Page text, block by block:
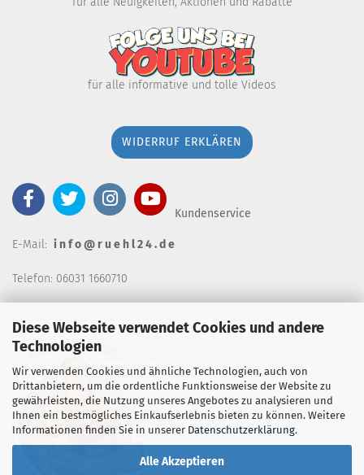
Diese Webseite verwendet Cookies und andere
Technologien
Wir verwenden Cookies und ähnliche Technologien, auch von
Drittanbietern, um die ordentliche Funktionsweise der Website zu
gewährleisten, die Nutzung unseres Angebotes zu analysieren und
Ihnen ein bestmögliches Einkaufserlebnis bieten zu können. Weitere
Informationen finden Sie in unserer Datenschutzerklärung.
Alle Akzeptieren
für alle informative und tolle Videos
WIDERRUF ERKLÄREN
Kundenservice
E-Mail: i n f o @ r u e h l 2 4 . d e
Telefon: 06031 1660710